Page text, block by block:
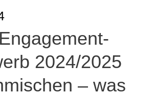
2024/2025
– was